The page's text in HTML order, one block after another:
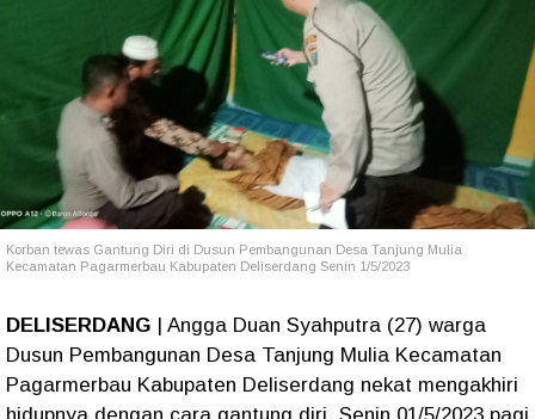
Korban tewas Gantung Diri di Dusun Pembangunan Desa Tanjung Mulia
Kecamatan Pagarmerbau Kabupaten Deliserdang Senin 1/5/2023
DELISERDANG | Angga Duan Syahputra (27) warga
Dusun Pembangunan Desa Tanjung Mulia Kecamatan
Pagarmerbau Kabupaten Deliserdang nekat mengakhiri